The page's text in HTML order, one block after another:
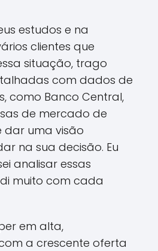
estudos e na
clientes que
situação, trago
com dados de
como Banco Central,
de mercado de
dar uma visão
na sua decisão. Eu
analisar essas
muito com cada
em alta,
a crescente oferta